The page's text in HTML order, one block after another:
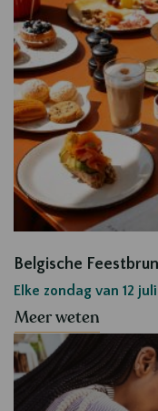
Belgische
Elke zondag van 12
Meer weten